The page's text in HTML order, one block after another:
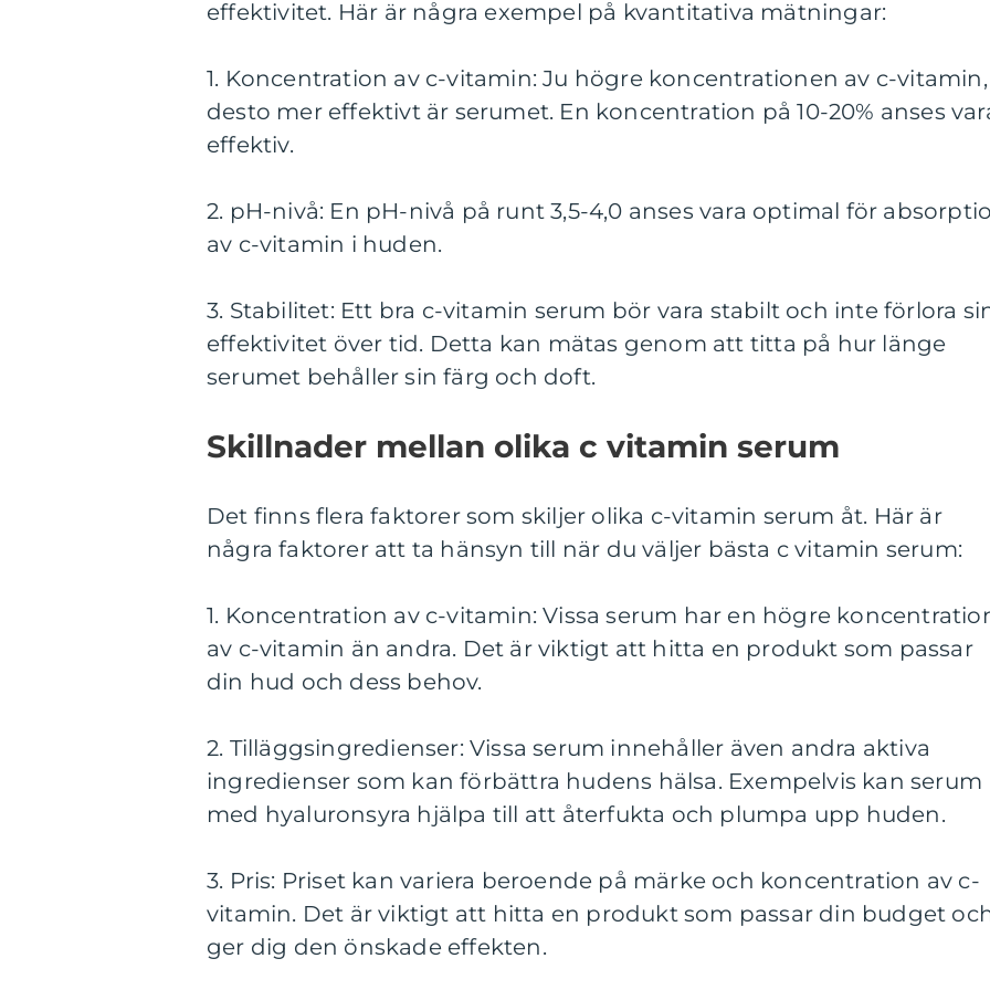
effektivitet. Här är några exempel på kvantitativa mätningar:
1. Koncentration av c-vitamin: Ju högre koncentrationen av c-vitamin,
desto mer effektivt är serumet. En koncentration på 10-20% anses
effektiv.
2. pH-nivå: En pH-nivå på runt 3,5-4,0 anses vara optimal för
av c-vitamin i huden.
3. Stabilitet: Ett bra c-vitamin serum bör vara stabilt och inte förlora
effektivitet över tid. Detta kan mätas genom att titta på hur länge
serumet behåller sin färg och doft.
Skillnader mellan olika c vitamin serum
Det finns flera faktorer som skiljer olika c-vitamin serum åt. Här är
några faktorer att ta hänsyn till när du väljer bästa c vitamin serum:
1. Koncentration av c-vitamin: Vissa serum har en högre
av c-vitamin än andra. Det är viktigt att hitta en produkt som passar
din hud och dess behov.
2. Tilläggsingredienser: Vissa serum innehåller även andra aktiva
ingredienser som kan förbättra hudens hälsa. Exempelvis kan serum
med hyaluronsyra hjälpa till att återfukta och plumpa upp huden.
3. Pris: Priset kan variera beroende på märke och koncentration av c-
vitamin. Det är viktigt att hitta en produkt som passar din budget
ger dig den önskade effekten.